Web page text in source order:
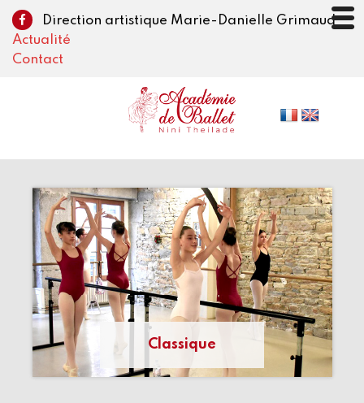
Direction artistique Marie-Danielle Grimaud
Actualité
Contact
Classique